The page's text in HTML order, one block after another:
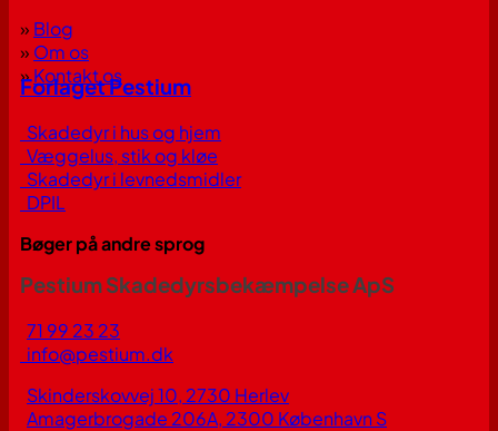
» Blog
» Om os
»Kontakt os
Forlaget Pestium
Skadedyr i hus og hjem
Væggelus, stik og kløe
Skadedyr i levnedsmidler
DPIL
Bøger på andre sprog
Pestium Skadedyrsbekæmpelse ApS
71 99 23 23
info@pestium.dk
Skinderskovvej 10, 2730 Herlev
Amagerbrogade 206A, 2300 København S